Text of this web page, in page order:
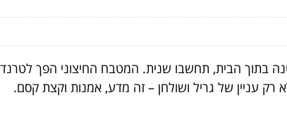
הבית, תחשבו שנית. המטבח החיצוני הפך לטרנד
רק עניין של גריל ושולחן – זה מדע, אמנות וקצת קסם.